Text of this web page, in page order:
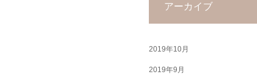
アーカイブ
2019年10月
2019年9月